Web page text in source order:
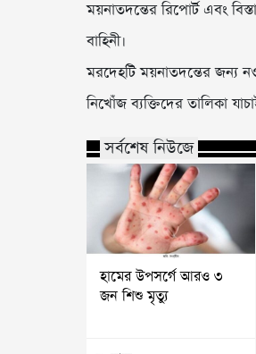
ময়নাতদন্তের রিপোর্ট এবং
বাহিনী।
মরদেহটি ময়নাতদন্তের জন্য
নিখোঁজ ব্যক্তিদের তালিকা
সর্বশেষ নিউজে
হামের উপসর্গে আরও ৩
জন শিশু মৃত্যু